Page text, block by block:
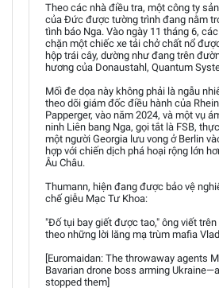
Theo các nhà điều tra, một công ty
của Đức được tường trình đang nằm
tình báo Nga. Vào ngày 11 tháng 6,
chặn một chiếc xe tải chở chất nổ
hộp trái cây, dường như đang trên
hương của Donaustahl, Quantum
Mối đe dọa này không phải là ngẫu
theo dõi giám đốc điều hành của
Papperger, vào năm 2024, và một vụ
ninh Liên bang Nga, gọi tắt là FSB,
một người Georgia lưu vong ở Berlin
hợp với chiến dịch phá hoại rộng lớn
Âu Châu.
Thumann, hiện đang được bảo vệ
chế giễu Mạc Tư Khoa:
"Đố tụi bay giết được tao," ông viết
theo những lời lăng mạ trùm mafia
[Euromaidan: The throwaway agents
Bavarian drone boss arming
stopped them]